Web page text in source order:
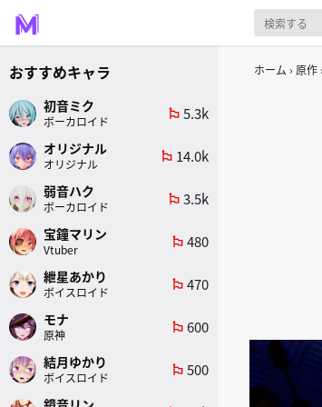
ホーム 原作
おすすめキャラ
初音ミク
ボーカロイド
emoji_flags 5.3k
オリジナル
オリジナル
emoji_flags 14.0k
弱音ハク
ボーカロイド
emoji_flags 3.5k
宝鐘マリン
Vtuber
emoji_flags 480
紲星あかり
ボイスロイド
emoji_flags 470
モナ
原神
emoji_flags 600
結月ゆかり
ボイスロイド
emoji_flags 500